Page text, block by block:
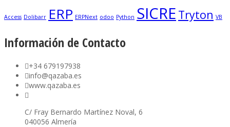
Access Dolibarr ERP ERPNext odoo Python SICRE Tryton VB
Información de Contacto
+34 679197938
info@qazaba.es
www.qazaba.es
C/ Fray Bernardo Martínez Noval, 6
040056 Almería